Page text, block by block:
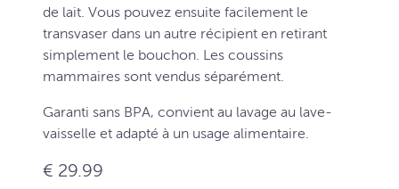
de lait. Vous pouvez ensuite facilement le
transvaser dans un autre récipient en retirant
simplement le bouchon. Les coussins
mammaires sont vendus séparément.
Garanti sans BPA, convient au lavage au lave-
vaisselle et adapté à un usage alimentaire.
€ 29.99